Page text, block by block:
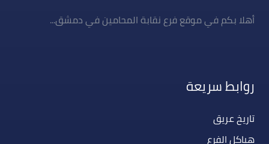
أهلا بكم في موقع فرع نقابة المحامين في دمشق...
روابط سريعة
تاريخ عريق
هياكل الفرع